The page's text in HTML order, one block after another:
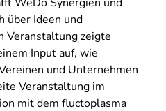
über Ideen und
Veranstaltung zeigte
Input auf, wie
und Unternehmen
Veranstaltung im
mit dem fluctoplasma